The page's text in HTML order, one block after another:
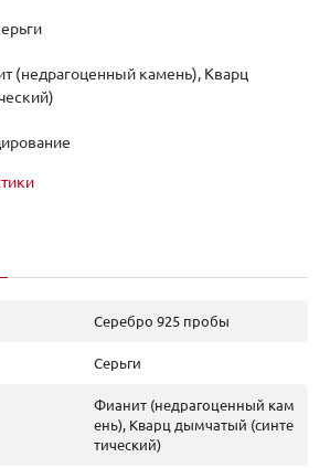
(недрагоценный камень), Кварц
Серебро 925 пробы
Серьги
Фианит (недрагоценный кам
ень), Кварц дымчатый (синте
тический)